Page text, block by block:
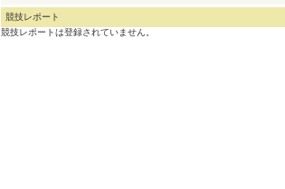
競技レポート
競技レポートは登録されていません。